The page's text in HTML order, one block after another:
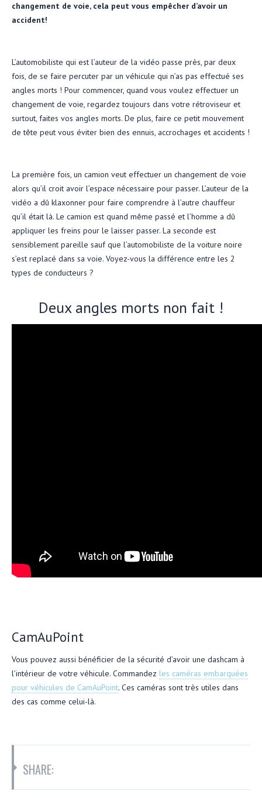
changement de voie, cela peut vous empêcher d’avoir un
accident!
L’automobiliste qui est l’auteur de la vidéo passe près, par deux
fois, de se faire percuter par un véhicule qui n’as pas effectué ses
angles morts ! Pour commencer, quand vous voulez effectuer un
changement de voie, regardez toujours dans votre rétroviseur et
surtout, faites vos angles morts. De plus, faire ce petit mouvement
de tête peut vous éviter bien des ennuis, accrochages et accidents !
La première fois, un camion veut effectuer un changement de voie
alors qu’il croit avoir l’espace nécessaire pour passer. L’auteur de la
vidéo a dû klaxonner pour faire comprendre à l’autre chauffeur
qu’il était là. Le camion est quand même passé et l’homme a dû
appliquer les freins pour le laisser passer. La seconde est
sensiblement pareille sauf que l’automobiliste de la voiture noire
s’est replacé dans sa voie. Voyez-vous la différence entre les 2
types de conducteurs ?
Deux angles morts non fait !
CamAuPoint
Vous pouvez aussi bénéficier de la sécurité d’avoir une dashcam à
l’intérieur de votre véhicule. Commandez les caméras embarquées
pour véhicules de CamAuPoint. Ces caméras sont très utiles dans
des cas comme celui-là.
SHARE: